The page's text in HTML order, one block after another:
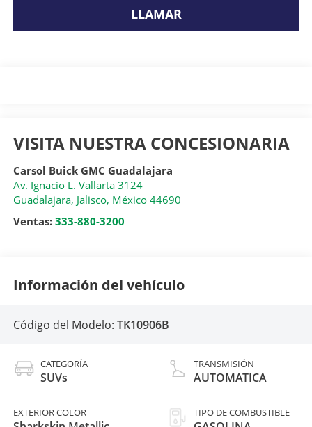
LLAMAR
VISITA NUESTRA CONCESIONARIA
Carsol Buick GMC Guadalajara
Av. Ignacio L. Vallarta 3124
Guadalajara, Jalisco, México 44690
Ventas: 333-880-3200
Información del vehículo
Código del Modelo: TK10906B
CATEGORÍA
SUVs
EXTERIOR COLOR
TRANSMISIÓN
AUTOMATICA
TIPO DE COMBUSTIBLE